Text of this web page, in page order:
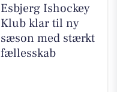
Esbjerg Ishockey
Klub klar til ny
sæson med stærkt
fællesskab